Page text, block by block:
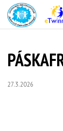
27.3.2026